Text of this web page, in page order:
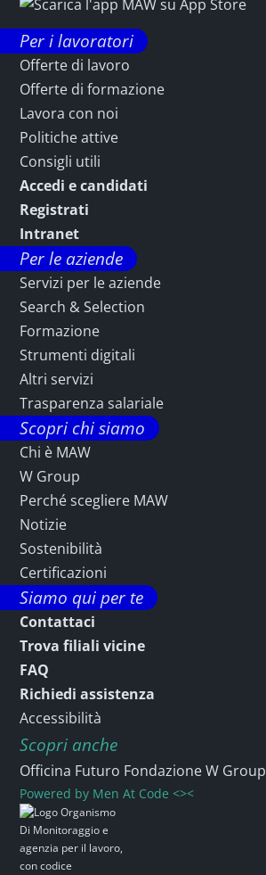
Per i lavoratori
Offerte di lavoro
Offerte di formazione
Lavora con noi
Politiche attive
Consigli utili
Accedi e candidati
Registrati
Intranet
Per le aziende
Servizi per le aziende
Search & Selection
Formazione
Strumenti digitali
Altri servizi
Trasparenza salariale
Scopri chi siamo
Chi è MAW
W Group
Perché scegliere MAW
Notizie
Sostenibilità
Certificazioni
Siamo qui per te
Contattaci
Trova filiali vicine
FAQ
Richiedi assistenza
Accessibilità
Scopri anche
Officina Futuro Fondazione W Group
Powered by Men At Code <><